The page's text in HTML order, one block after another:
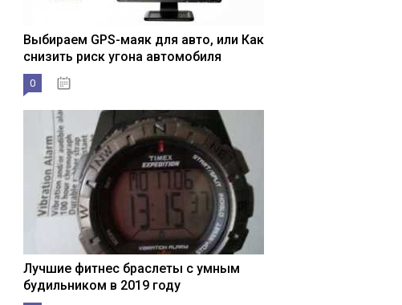
Выбираем GPS-маяк для авто, или Как
снизить риск угона автомобиля
0
Лучшие фитнес браслеты с умным
будильником в 2019 году